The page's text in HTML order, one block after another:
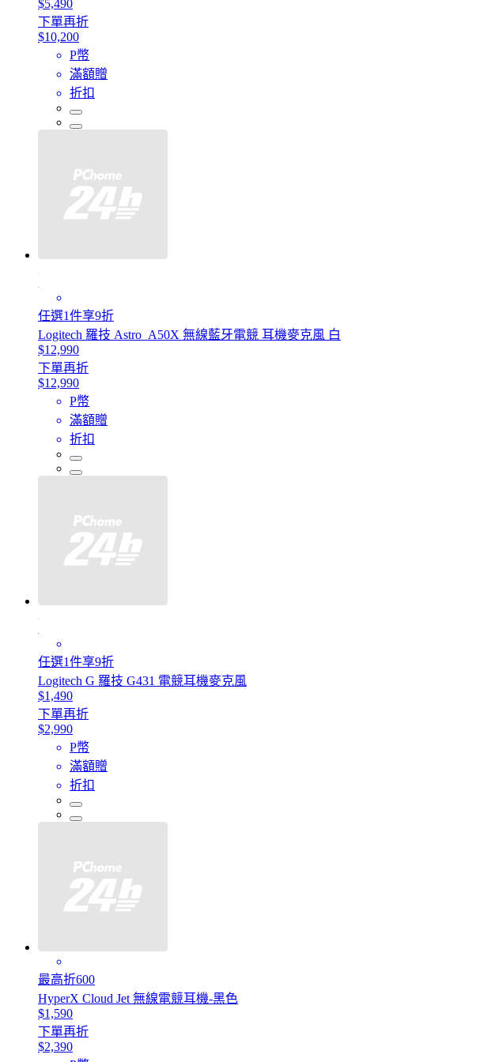
$5,490
下單再折
$10,200
P幣
滿額贈
折扣
任選1件享9折
Logitech 羅技 Astro_A50X 無線藍牙電競 耳機麥克風 白
$12,990
下單再折
$12,990
P幣
滿額贈
折扣
任選1件享9折
Logitech G 羅技 G431 電競耳機麥克風
$1,490
下單再折
$2,990
P幣
滿額贈
折扣
最高折600
HyperX Cloud Jet 無線電競耳機-黑色
$1,590
下單再折
$2,390